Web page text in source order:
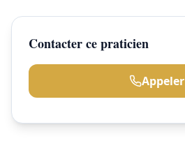
Contacter ce praticien
Appeler